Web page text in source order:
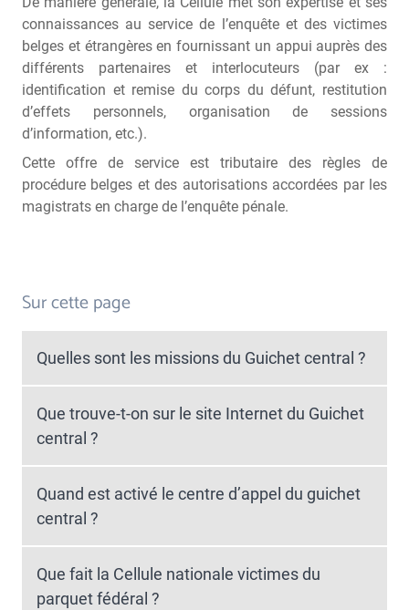
connaissances au service de l’enquête et des victimes
belges et étrangères en fournissant un appui auprès des
différents partenaires et interlocuteurs (par ex :
identification et remise du corps du défunt, restitution
d’effets personnels, organisation de sessions
d’information, etc.).
Cette offre de service est tributaire des règles de
procédure belges et des autorisations accordées par les
magistrats en charge de l’enquête pénale.
Sur cette page
Quelles sont les missions du Guichet central ?
Que trouve-t-on sur le site Internet du Guichet
central ?
Quand est activé le centre d’appel du guichet
central ?
Que fait la Cellule nationale victimes du
parquet fédéral ?